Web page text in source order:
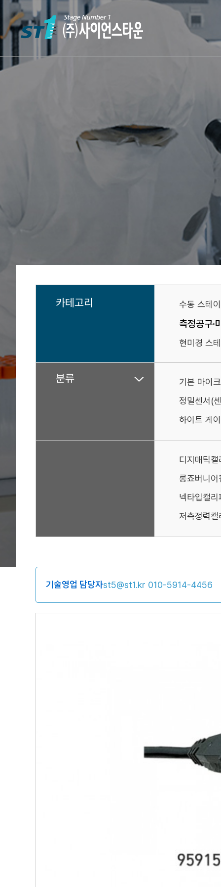
카테고리 수동 스테
측정공구·
현미경 스
분류
기본 마이
정밀센서(
하이트 게
디지매틱캘
롱죠버니어
넥타입캘리
저측정력캘
기술영업 담당자st5@st1.kr 010-5914-4456